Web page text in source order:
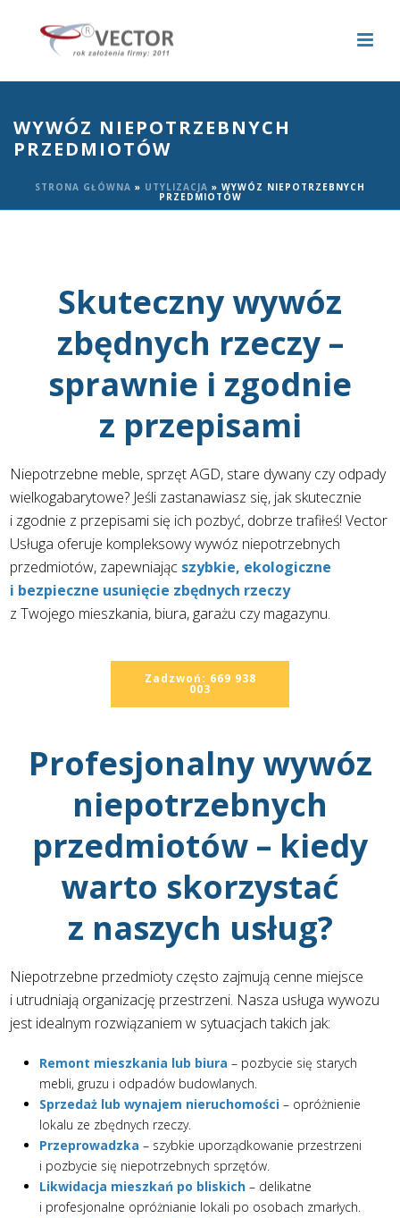
WYWÓZ NIEPOTRZEBNYCH
PRZEDMIOTÓW
STRONA GŁÓWNA » UTYLIZACJA » WYWÓZ NIEPOTRZEBNYCH
PRZEDMIOTÓW
Skuteczny wywóz
zbędnych rzeczy –
sprawnie i zgodnie
z przepisami
Niepotrzebne meble, sprzęt AGD, stare dywany czy odpady
wielkogabarytowe? Jeśli zastanawiasz się, jak skutecznie
i zgodnie z przepisami się ich pozbyć, dobrze trafiłeś! Vector
Usługa oferuje kompleksowy wywóz niepotrzebnych
przedmiotów, zapewniając szybkie, ekologiczne
i bezpieczne usunięcie zbędnych rzeczy
z Twojego mieszkania, biura, garażu czy magazynu.
Zadzwoń: 669 938
003
Profesjonalny wywóz
niepotrzebnych
przedmiotów – kiedy
warto skorzystać
z naszych usług?
Niepotrzebne przedmioty często zajmują cenne miejsce
i utrudniają organizację przestrzeni. Nasza usługa wywozu
jest idealnym rozwiązaniem w sytuacjach takich jak:
Remont mieszkania lub biura – pozbycie się starych
mebli, gruzu i odpadów budowlanych.
Sprzedaż lub wynajem nieruchomości – opróżnienie
lokalu ze zbędnych rzeczy.
Przeprowadzka – szybkie uporządkowanie przestrzeni
i pozbycie się niepotrzebnych sprzętów.
Likwidacja mieszkań po bliskich – delikatne
i profesjonalne opróżnianie lokali po osobach zmarłych.